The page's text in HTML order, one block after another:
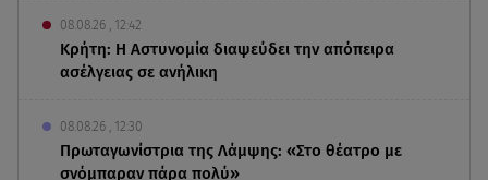
08.08.26 , 12:42
Κρήτη: Η Αστυνομία διαψεύδει την απόπειρα
ασέλγειας σε ανήλικη
08.08.26 , 12:30
Πρωταγωνίστρια της Λάμψης: «Στο θέατρο με
σνόμπαραν πάρα πολύ»